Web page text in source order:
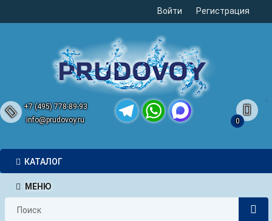
Войти Регистрация
+7 (495) 778-89-93
info@prudovoy.ru
0
КАТАЛОГ
МЕНЮ